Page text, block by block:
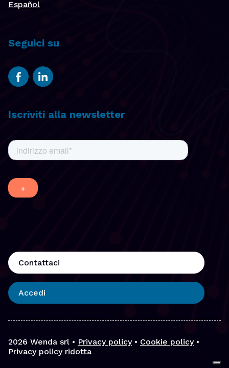
Español
Seguici su
Iscriviti alla newsletter
Contattaci
Accedi
2026 Wenda srl • Privacy policy • Cookie policy •
Privacy policy ridotta